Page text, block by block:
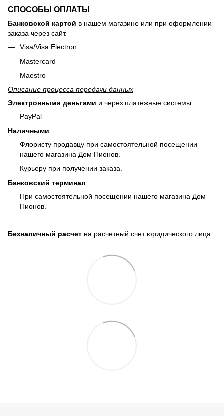
СПОСОБЫ ОПЛАТЫ
Банковской картой в нашем магазине или при оформлении
заказа через сайт.
Visa/Visa Electron
Mastercard
Maestro
Описание процесса передачи данных
Электронными деньгами и через платежные системы:
PayPal
Наличными
Флористу продавцу при самостоятельной посещении
нашего магазина Дом Пионов.
Курьеру при получении заказа.
Банковский терминал
При самостоятельной посещении нашего магазина Дом
Пионов.
Безналичный расчет на расчетный счет юридического лица.